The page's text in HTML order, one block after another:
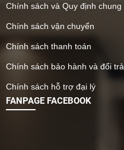
Chính sách và Quy định chung
Chính sách vận chuyển
Chính sách thanh toán
Chính sách bảo hành và đổi trả
Chính sách hỗ trợ đại lý
FANPAGE FACEBOOK